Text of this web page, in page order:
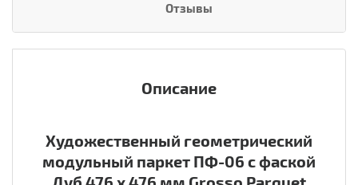
Отзывы
Описание
Художественный геометрический
модульный паркет ПФ-06 с фаской